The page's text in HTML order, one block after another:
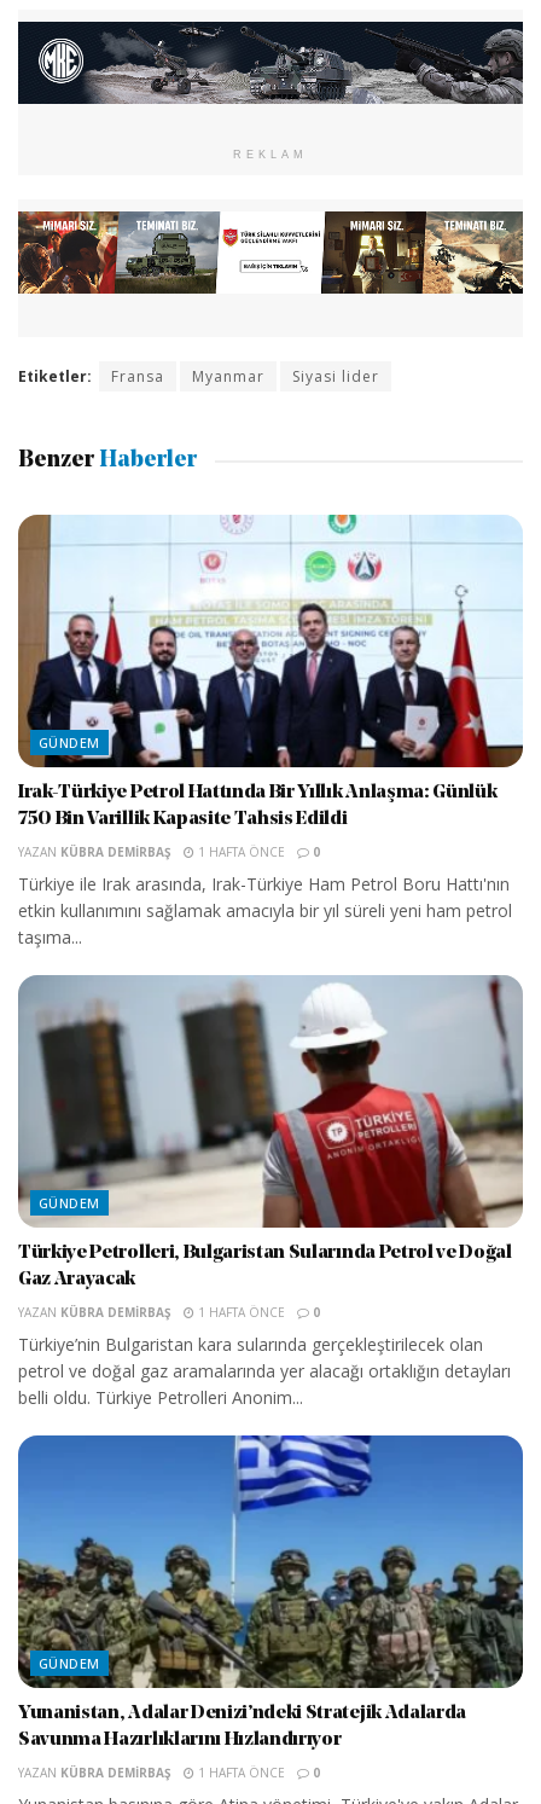
REKLAM
Etiketler: Fransa Myanmar Siyasi lider
Benzer Haberler
GÜNDEM
Irak-Türkiye Petrol Hattında Bir Yıllık Anlaşma: Günlük
750 Bin Varillik Kapasite Tahsis Edildi
YAZAN KÜBRA DEMIRBAŞ 1 HAFTA ÖNCE 0
Türkiye ile Irak arasında, Irak-Türkiye Ham Petrol Boru Hattı'nın
etkin kullanımını sağlamak amacıyla bir yıl süreli yeni ham petrol
taşıma...
GÜNDEM
Türkiye Petrolleri, Bulgaristan Sularında Petrol ve Doğal
Gaz Arayacak
YAZAN KÜBRA DEMIRBAŞ 1 HAFTA ÖNCE 0
Türkiye’nin Bulgaristan kara sularında gerçekleştirilecek olan
petrol ve doğal gaz aramalarında yer alacağı ortaklığın detayları
belli oldu. Türkiye Petrolleri Anonim...
GÜNDEM
Yunanistan, Adalar Denizi’ndeki Stratejik Adalarda
Savunma Hazırlıklarını Hızlandırıyor
YAZAN KÜBRA DEMIRBAŞ 1 HAFTA ÖNCE 0